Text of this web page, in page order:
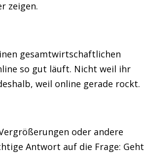
zeigen.
gesamtwirtschaftlichen
so gut läuft. Nicht weil ihr
weil online gerade rockt.
oder andere
Antwort auf die Frage: Geht